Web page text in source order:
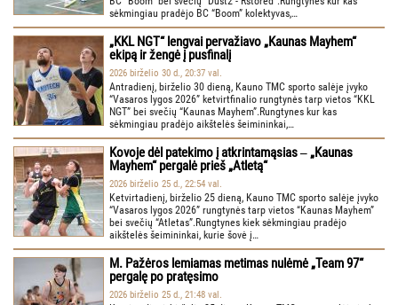
sėkmingiau pradėjo BC “Boom” kolektyvas,…
„KKL NGT“ lengvai pervažiavo „Kaunas Mayhem“
ekipą ir žengė į pusfinalį
2026 birželio 30 d., 20:37 val.
Antradienį, birželio 30 dieną, Kauno TMC sporto salėje įvyko
“Vasaros lygos 2026” ketvirtfinalio rungtynės tarp vietos “KKL
NGT” bei svečių “Kaunas Mayhem”.Rungtynes kur kas
sėkmingiau pradėjo aikštelės šeimininkai,…
Kovoje dėl patekimo į atkrintamąsias ‒ „Kaunas
Mayhem“ pergalė prieš „Atletą“
2026 birželio 25 d., 22:54 val.
Ketvirtadienį, birželio 25 dieną, Kauno TMC sporto salėje įvyko
“Vasaros lygos 2026” rungtynės tarp vietos “Kaunas Mayhem”
bei svečių “Atletas”.Rungtynes kiek sėkmingiau pradėjo
aikštelės šeimininkai, kurie šovė į…
M. Pažėros lemiamas metimas nulėmė „Team 97“
pergalę po pratęsimo
2026 birželio 25 d., 21:48 val.